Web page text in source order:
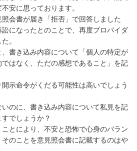
安に思っております。
会書が届き「拒否」で回答しました
になったとのことで、再度プロバイダ
。
書き込み内容について「個人の特定が
はなく、ただの感想であること」を記
示命令がくだる可能性は高いでしょう
のに、書き込み内容について私見を記
でしょうか？
とにより、不安と恐怖で心身のバラン
のことを意見照会書に記載するのはや